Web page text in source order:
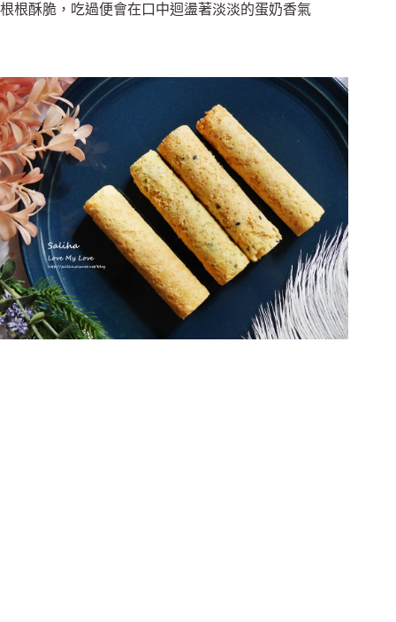
根根酥脆，吃過便會在口中迴盪著淡淡的蛋奶香氣